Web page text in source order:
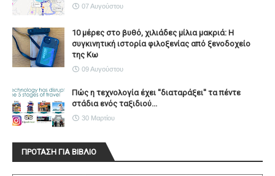
07 Αυγούστου
10 μέρες στο βυθό, χιλιάδες μίλια μακριά: Η
συγκινητική ιστορία φιλοξενίας από ξενοδοχείο
της Κω
09 Αυγούστου
Πώς η τεχνολογία έχει ''διαταράξει'' τα πέντε
στάδια ενός ταξιδιού...
30 Μαρτίου
ΠΡΟΤΑΣΗ ΓΙΑ ΒΙΒΛΙΟ